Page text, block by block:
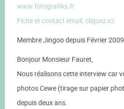
www.fotografiks.fr
Fiche et contact email, cliquez ici
Membre Jingoo depuis Février 2009
Bonjour Monsieur Fauret,
Nous réalisons cette interview car
photos Cewe (tirage sur papier
depuis deux ans.